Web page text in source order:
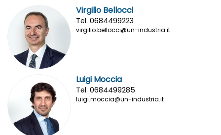
Virgilio Bellocci
Tel. 0684499223
virgilio.bellocci@un-industria.it
Luigi Moccia
Tel. 0684499285
luigi.moccia@un-industria.it